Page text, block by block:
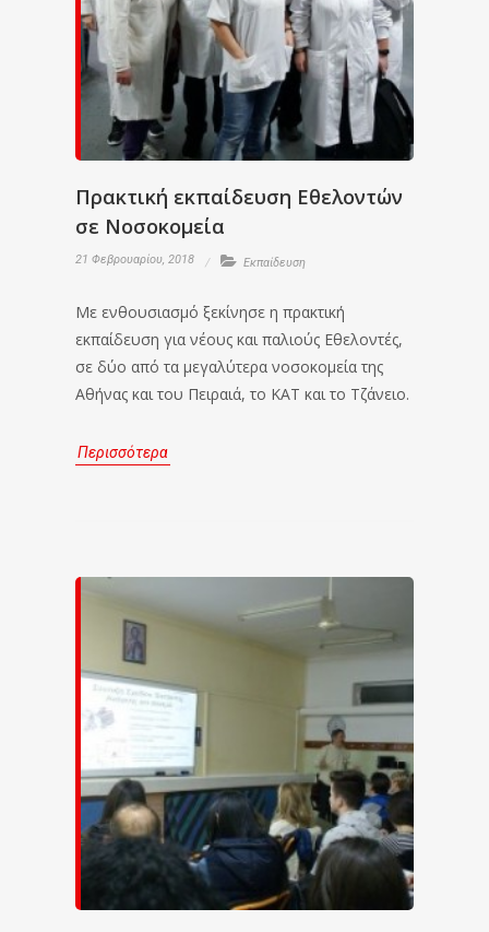
Πρακτική εκπαίδευση Εθελοντών
σε Νοσοκομεία
21 Φεβρουαρίου, 2018 Εκπαίδευση
Με ενθουσιασμό ξεκίνησε η πρακτική
εκπαίδευση για νέους και παλιούς Εθελοντές,
σε δύο από τα μεγαλύτερα νοσοκομεία της
Αθήνας και του Πειραιά, το ΚΑΤ και το Τζάνειο.
Περισσότερα